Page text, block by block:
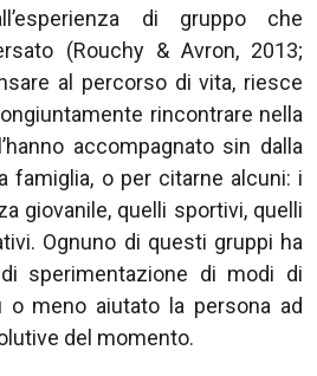
di gruppo che
(Rouchy & Avron, 2013;
al percorso di vita, riesce
rincontrare nella
accompagnato sin dalla
famiglia, o per citarne alcuni: i
giovanile, quelli sportivi, quelli
Ognuno di questi gruppi ha
sperimentazione di modi di
o meno aiutato la persona ad
del momento.